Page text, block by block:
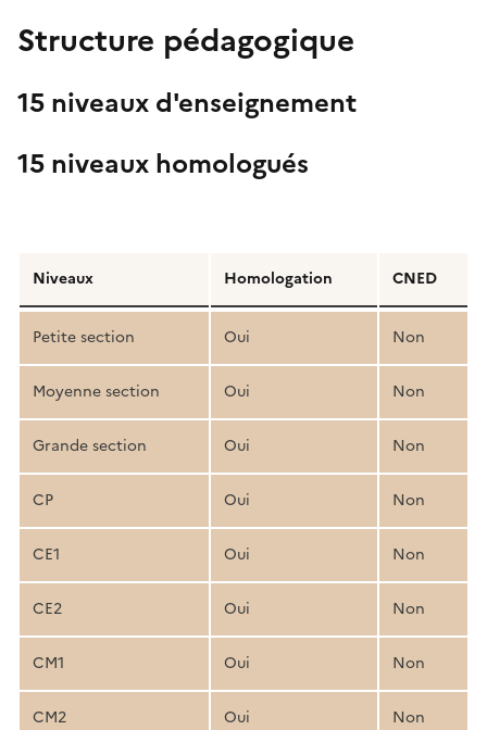
Structure pédagogique
15 niveaux d'enseignement
15 niveaux homologués
de
la
structure
pédagogique
Niveaux Homologation CNED
Petite section Oui Non
Moyenne section Oui Non
Grande section Oui Non
CP Oui Non
CE1 Oui Non
CE2 Oui Non
CM1 Oui Non
CM2 Oui Non